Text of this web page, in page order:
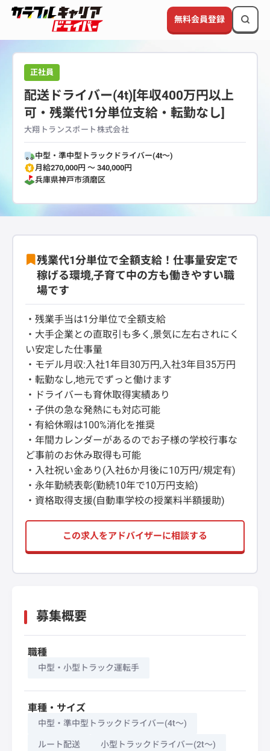
無料会員登録
正社員
配送ドライバー(4t)[年収400万円以上
可・残業代1分単位支給・転勤なし]
大翔トランスポート株式会社
中型・準中型トラックドライバー(4t～)
月給270,000円 〜 340,000円
兵庫県神戸市須磨区
残業代1分単位で全額支給！仕事量安定で
稼げる環境,子育て中の方も働きやすい職
場です
・残業手当は1分単位で全額支給
・大手企業との直取引も多く,景気に左右されにく
い安定した仕事量
・モデル月収:入社1年目30万円,入社3年目35万円
・転勤なし,地元でずっと働けます
・ドライバーも育休取得実績あり
・子供の急な発熱にも対応可能
・有給休暇は100%消化を推奨
・年間カレンダーがあるのでお子様の学校行事な
ど事前のお休み取得も可能
・入社祝い金あり(入社6か月後に10万円/規定有)
・永年勤続表彰(勤続10年で10万円支給)
・資格取得支援(自動車学校の授業料半額援助)
この求人をアドバイザーに相談する
募集概要
職種
中型・小型トラック運転手
車種・サイズ
中型・準中型トラックドライバー(4t～)
ルート配送 小型トラックドライバー(2t～)